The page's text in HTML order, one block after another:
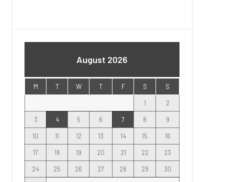
August 2026
M T W T F S S
1 2
3 4 5 6 7 8 9
10 11 12 13 14 15 16
17 18 19 20 21 22 23
24 25 26 27 28 29 30